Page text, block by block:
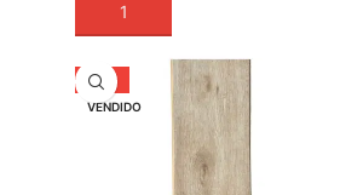
AÑADIR A LA CESTA
-29%
VENDIDO